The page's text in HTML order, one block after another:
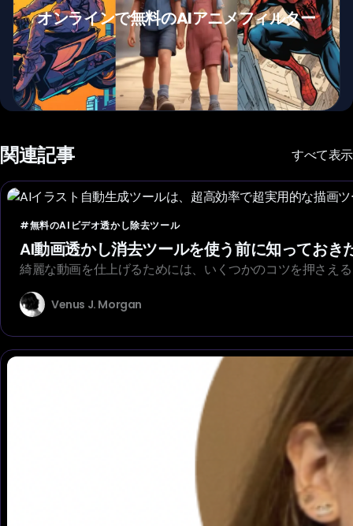
オンラインで無料のAIアニメフィルター
関連記事 すべて表示
#無料のAIビデオ透かし除去ツール
AI動画透かし消去ツールを使う前に知っておき
綺麗な動画を仕上げるためには、いくつかのコツを押さえ
Venus J. Morgan